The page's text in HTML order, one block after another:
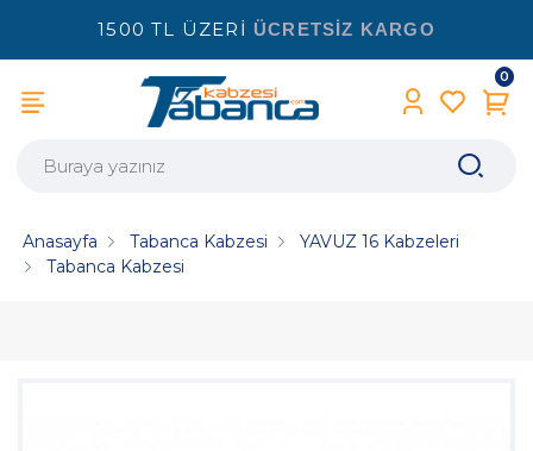
1500 TL ÜZERİ ÜCRETSİZ KARGO
0
Anasayfa Tabanca Kabzesi
YAVUZ 16 Kabzeleri
Tabanca Kabzesi